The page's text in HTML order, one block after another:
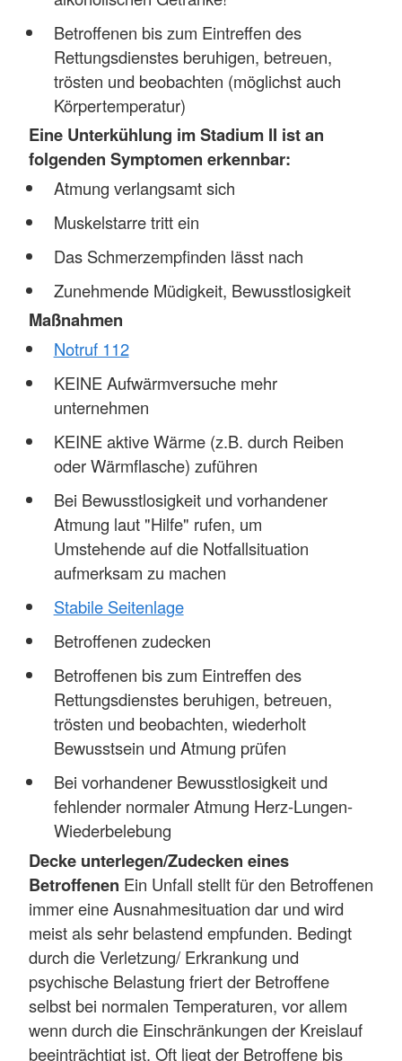
Betroffenen bis zum Eintreffen des
Rettungsdienstes beruhigen, betreuen,
trösten und beobachten (möglichst auch
Körpertemperatur)
Eine Unterkühlung im Stadium II ist an
folgenden Symptomen erkennbar:
Atmung verlangsamt sich
Muskelstarre tritt ein
Das Schmerzempfinden lässt nach
Zunehmende Müdigkeit, Bewusstlosigkeit
Maßnahmen
Notruf 112
KEINE Aufwärmversuche mehr
unternehmen
KEINE aktive Wärme (z.B. durch Reiben
oder Wärmflasche) zuführen
Bei Bewusstlosigkeit und vorhandener
Atmung laut "Hilfe" rufen, um
Umstehende auf die Notfallsituation
aufmerksam zu machen
Stabile Seitenlage
Betroffenen zudecken
Betroffenen bis zum Eintreffen des
Rettungsdienstes beruhigen, betreuen,
trösten und beobachten, wiederholt
Bewusstsein und Atmung prüfen
Bei vorhandener Bewusstlosigkeit und
fehlender normaler Atmung Herz-Lungen-
Wiederbelebung
Decke unterlegen/Zudecken eines
Betroffenen Ein Unfall stellt für den Betroffenen
immer eine Ausnahmesituation dar und wird
meist als sehr belastend empfunden. Bedingt
durch die Verletzung/ Erkrankung und
psychische Belastung friert der Betroffene
selbst bei normalen Temperaturen, vor allem
wenn durch die Einschränkungen der Kreislauf
beeinträchtigt ist. Oft liegt der Betroffene bis